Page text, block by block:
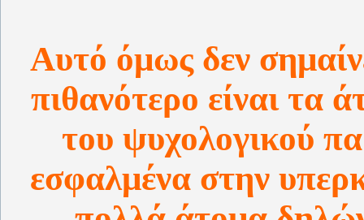
Αυτό όμως δεν
πιθανότερο είναι τα
του ψυχολογικού
εσφαλμένα στην